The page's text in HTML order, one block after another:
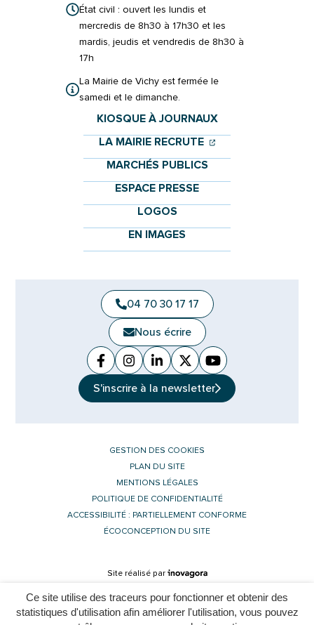
Ce site utilise des traceurs pour fonctionner et obtenir des
statistiques d'utilisation afin améliorer l'utilisation, vous pouvez
État civil : ouvert les lundis et
mercredis de 8h30 à 17h30 et les
mardis, jeudis et vendredis de 8h30 à
17h
La Mairie de Vichy est fermée le
samedi et le dimanche.
KIOSQUE À JOURNAUX
LA MAIRIE RECRUTE (OUVERTURE
(OUVERTURE
MARCHÉS PUBLICS
ESPACE PRESSE
LOGOS
EN IMAGES
04 70 30 17 17
Nous écrire
Facebook
(ouverture dans un nouvel onglet)
Instagram
(ouverture dans un nouvel
Linkedin
(ouverture dans un nouvel
X (Twitter)
(ouverture dans un
YouTube
(ouverture dans
S'inscrire à la newsletter
GESTION DES COOKIES
PLAN DU SITE
MENTIONS LÉGALES
POLITIQUE DE CONFIDENTIALITÉ
ACCESSIBILITÉ : PARTIELLEMENT CONFORME
ÉCOCONCEPTION DU SITE
Site réalisé par Inovagora (ouverture dans un nouvel